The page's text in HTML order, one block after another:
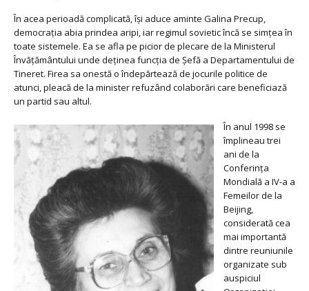
În acea perioadă complicată, își aduce aminte Galina Precup,
democrația abia prindea aripi, iar regimul sovietic încă se simțea în
toate sistemele. Ea se afla pe picior de plecare de la Ministerul
Învățământului unde deținea funcția de Șefă a Departamentului de
Tineret. Firea sa onestă o îndepărtează de jocurile politice de
atunci, pleacă de la minister refuzând colaborări care beneficiază
un partid sau altul.
În anul 1998 se
împlineau trei
ani de la
Conferința
Mondială a IV-a a
Femeilor de la
Beijing,
considerată cea
mai importantă
dintre reuniunile
organizate sub
auspiciul